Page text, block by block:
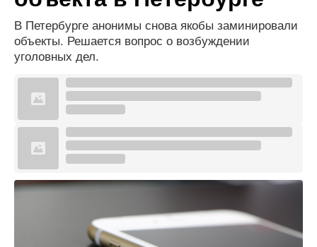
В Петербурге анонимы снова якобы заминировали
объекты. Решается вопрос о возбуждении
уголовных дел.